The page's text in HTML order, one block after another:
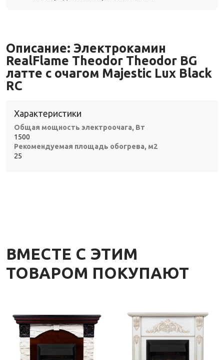
Описание: Электрокамин
RealFlame Theodor Theodor BG
латте с очагом Majestic Lux Black
RC
Характеристики
Общая мощность электроочага, Вт
1500
Рекомендуемая площадь обогрева, м2
25
ВМЕСТЕ С ЭТИМ
ТОВАРОМ ПОКУПАЮТ